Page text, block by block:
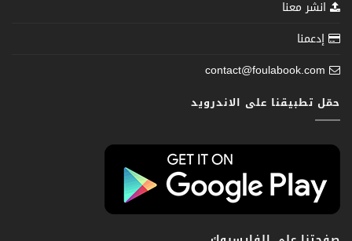
انشر معنا
إدعمنا
contact@foulabook.com
حمّل تطبيقنا على الاندرويد